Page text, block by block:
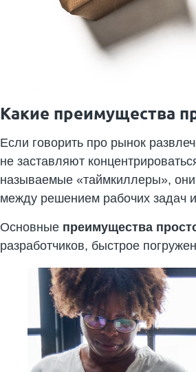
Какие преимущества
Если говорить про рынок
не заставляют
называемые «таймкиллеры»,
между решением рабочих задач
Основные преимущества
разработчиков, быстрое